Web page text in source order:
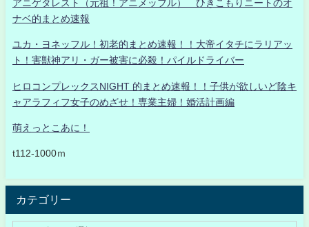
アニゲタレスト（元祖！アニメッフル） ひきこもりニートのオ
ナベ的まとめ速報
ユカ・ヨネッフル！初老的まとめ速報！！大帝イタチにラリアッ
ト！害獣神アリ・ガー被害に必殺！パイルドライバー
ヒロコンプレックスNIGHT 的まとめ速報！！子供が欲しいど陰キ
ャアラフィフ女子のめざせ！専業主婦！婚活計画編
萌えっとこあに！
t112-1000ｍ
カテゴリー